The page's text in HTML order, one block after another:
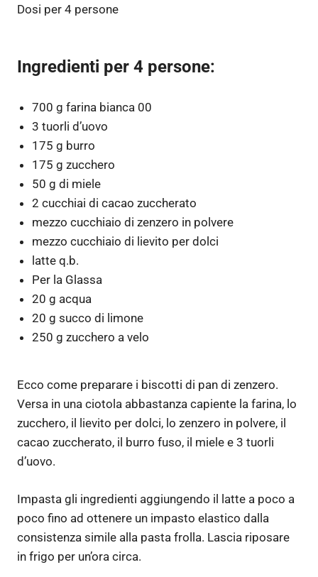
Dosi per 4 persone
Ingredienti per 4 persone:
700 g farina bianca 00
3 tuorli d’uovo
175 g burro
175 g zucchero
50 g di miele
2 cucchiai di cacao zuccherato
mezzo cucchiaio di zenzero in polvere
mezzo cucchiaio di lievito per dolci
latte q.b.
Per la Glassa
20 g acqua
20 g succo di limone
250 g zucchero a velo
Ecco come preparare i biscotti di pan di zenzero.
Versa in una ciotola abbastanza capiente la farina, lo
zucchero, il lievito per dolci, lo zenzero in polvere, il
cacao zuccherato, il burro fuso, il miele e 3 tuorli
d’uovo.
Impasta gli ingredienti aggiungendo il latte a poco a
poco fino ad ottenere un impasto elastico dalla
consistenza simile alla pasta frolla. Lascia riposare
in frigo per un’ora circa.